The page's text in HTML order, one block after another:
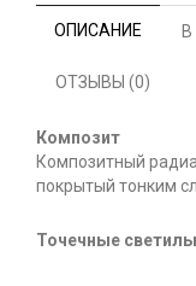
ОПИСАНИЕ
ОТЗЫВЫ (0)
Композит
Композитный
покрытый тонким
Точечные